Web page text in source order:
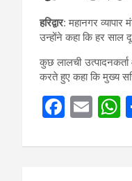
हरिद्वार: महानगर व्यापार
उन्होंने कहा कि हर साल
कुछ लालची
करते हुए कहा कि मुख्य
F
ce
E
ail